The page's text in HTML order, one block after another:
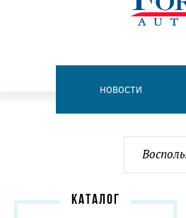
НОВОСТИ
КАТАЛОГ